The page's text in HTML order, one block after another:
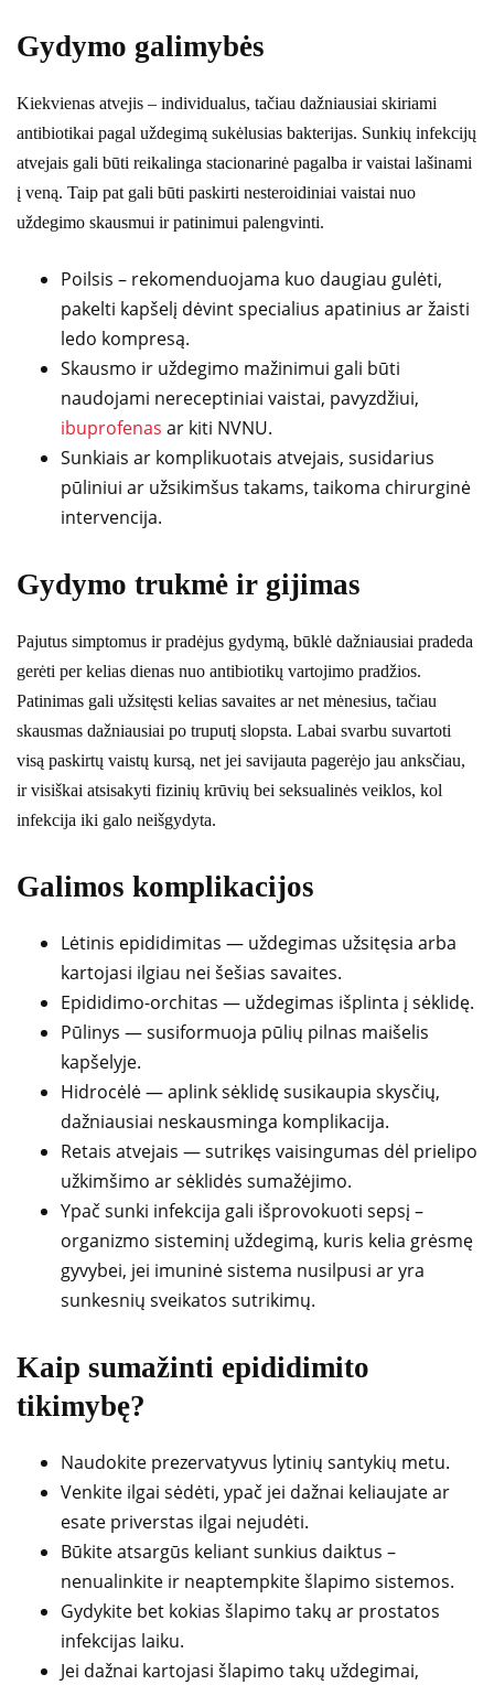
Gydymo galimybės
Kiekvienas atvejis – individualus, tačiau dažniausiai skiriami
antibiotikai pagal uždegimą sukėlusias bakterijas. Sunkių infekcijų
atvejais gali būti reikalinga stacionarinė pagalba ir vaistai lašinami
į veną. Taip pat gali būti paskirti nesteroidiniai vaistai nuo
uždegimo skausmui ir patinimui palengvinti.
Poilsis – rekomenduojama kuo daugiau gulėti,
pakelti kapšelį dėvint specialius apatinius ar žaisti
ledo kompresą.
Skausmo ir uždegimo mažinimui gali būti
naudojami nereceptiniai vaistai, pavyzdžiui,
ibuprofenas ar kiti NVNU.
Sunkiais ar komplikuotais atvejais, susidarius
pūliniui ar užsikimšus takams, taikoma chirurginė
intervencija.
Gydymo trukmė ir gijimas
Pajutus simptomus ir pradėjus gydymą, būklė dažniausiai pradeda
gerėti per kelias dienas nuo antibiotikų vartojimo pradžios.
Patinimas gali užsitęsti kelias savaites ar net mėnesius, tačiau
skausmas dažniausiai po truputį slopsta. Labai svarbu suvartoti
visą paskirtų vaistų kursą, net jei savijauta pagerėjo jau anksčiau,
ir visiškai atsisakyti fizinių krūvių bei seksualinės veiklos, kol
infekcija iki galo neišgydyta.
Galimos komplikacijos
Lėtinis epididimitas — uždegimas užsitęsia arba
kartojasi ilgiau nei šešias savaites.
Epididimo-orchitas — uždegimas išplinta į sėklidę.
Pūlinys — susiformuoja pūlių pilnas maišelis
kapšelyje.
Hidrocėlė — aplink sėklidę susikaupia skysčių,
dažniausiai neskausminga komplikacija.
Retais atvejais — sutrikęs vaisingumas dėl prielipo
užkimšimo ar sėklidės sumažėjimo.
Ypač sunki infekcija gali išprovokuoti sepsį –
organizmo sisteminį uždegimą, kuris kelia grėsmę
gyvybei, jei imuninė sistema nusilpusi ar yra
sunkesnių sveikatos sutrikimų.
Kaip sumažinti epididimito
tikimybę?
Naudokite prezervatyvus lytinių santykių metu.
Venkite ilgai sėdėti, ypač jei dažnai keliaujate ar
esate priverstas ilgai nejudėti.
Būkite atsargūs keliant sunkius daiktus –
nenualinkite ir neaptempkite šlapimo sistemos.
Gydykite bet kokias šlapimo takų ar prostatos
infekcijas laiku.
Jei dažnai kartojasi šlapimo takų uždegimai,